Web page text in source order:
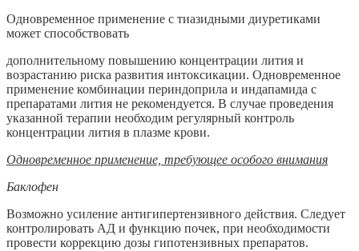
Одновременное применение с тиазидными диуретиками
может способствовать
дополнительному повышению концентрации лития и
возрастанию риска развития интоксикации. Одновременное
применение комбинации периндоприла и индапамида с
препаратами лития не рекомендуется. В случае проведения
указанной терапии необходим регулярный контроль
концентрации лития в плазме крови.
Одновременное применение, требующее особого внимания
Баклофен
Возможно усиление антигипертензивного действия. Следует
контролировать АД и функцию почек, при необходимости
провести коррекцию дозы гипотензивных препаратов.